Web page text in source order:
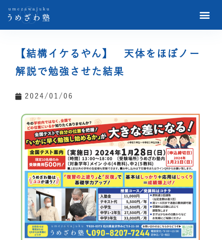
【結構イケるやん】 天体をほぼノー
解説で勉強させた結果
2024/01/06